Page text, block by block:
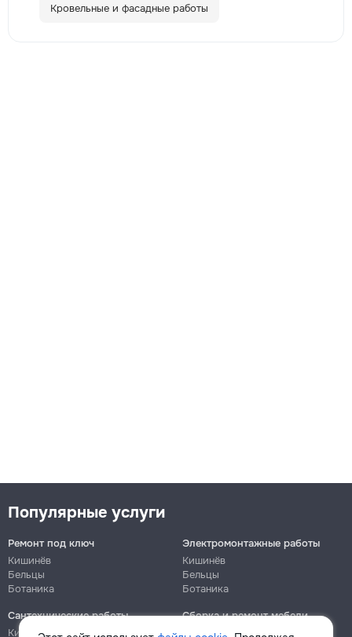
Кровельные и фасадные работы
Популярные услуги
Ремонт под ключ
Кишинёв
Бельцы
Ботаника
Электромонтажные работы
Кишинёв
Бельцы
Ботаника
Сантехнические работы
Кишинёв
Сборка и ремонт мебели
Кишинёв